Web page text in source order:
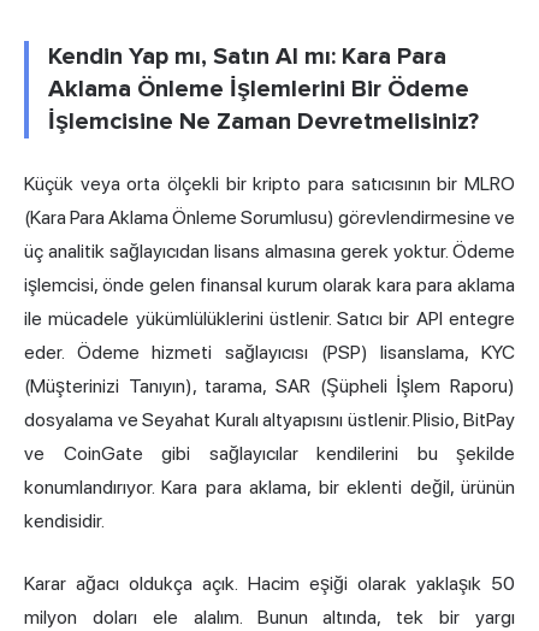
Kendin Yap mı, Satın Al mı: Kara Para
Aklama Önleme İşlemlerini Bir Ödeme
İşlemcisine Ne Zaman Devretmelisiniz?
Küçük veya orta ölçekli bir kripto para satıcısının bir MLRO
(Kara Para Aklama Önleme Sorumlusu) görevlendirmesine ve
üç analitik sağlayıcıdan lisans almasına gerek yoktur. Ödeme
işlemcisi, önde gelen finansal kurum olarak kara para aklama
ile mücadele yükümlülüklerini üstlenir. Satıcı bir API entegre
eder. Ödeme hizmeti sağlayıcısı (PSP) lisanslama, KYC
(Müşterinizi Tanıyın), tarama, SAR (Şüpheli İşlem Raporu)
dosyalama ve Seyahat Kuralı altyapısını üstlenir. Plisio, BitPay
ve CoinGate gibi sağlayıcılar kendilerini bu şekilde
konumlandırıyor. Kara para aklama, bir eklenti değil, ürünün
kendisidir.
Karar ağacı oldukça açık. Hacim eşiği olarak yaklaşık 50
milyon doları ele alalım. Bunun altında, tek bir yargı